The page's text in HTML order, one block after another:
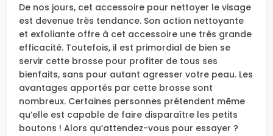
De nos jours, cet accessoire pour nettoyer le visage
est devenue très tendance. Son action nettoyante
et exfoliante offre à cet accessoire une très grande
efficacité. Toutefois, il est primordial de bien se
servir cette brosse pour profiter de tous ses
bienfaits, sans pour autant agresser votre peau. Les
avantages apportés par cette brosse sont
nombreux. Certaines personnes prétendent même
qu’elle est capable de faire disparaître les petits
boutons ! Alors qu’attendez-vous pour essayer ?